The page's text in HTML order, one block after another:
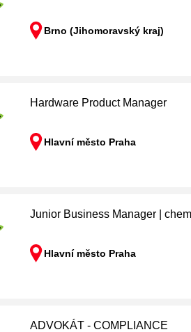
Brno (Jihomoravský kraj)
Hardware Product Manager
Hlavní město Praha
Junior Business Manager |
Hlavní město Praha
ADVOKÁT - COMPLIANCE